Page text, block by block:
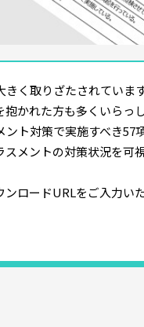
く取りざたされていま
かれた方も多くいらっ
ト対策で実施すべき57
メントの対策状況を可
ロードURLをご入力い